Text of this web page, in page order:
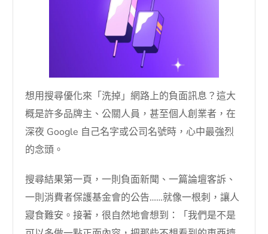
想用搜尋優化來「洗掉」網路上的負面訊息？這大
概是許多品牌主、公關人員，甚至個人創業者，在
深夜 Google 自己名字或公司名號時，心中最強烈
的念頭。
搜尋結果第一頁，一則負面新聞、一篇論壇客訴、
一則消費者保護基金會的公告……就像一根刺，讓人
寢食難安。接著，很自然地會想到：「我們是不是